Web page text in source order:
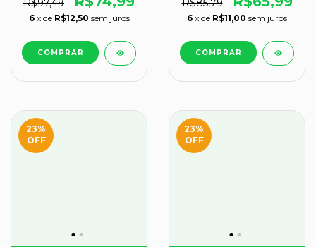
R$97,49
6 x de R$12,50 sem juros
R$85,79
6 x de R$11,00 sem juros
23%
OFF
23%
OFF